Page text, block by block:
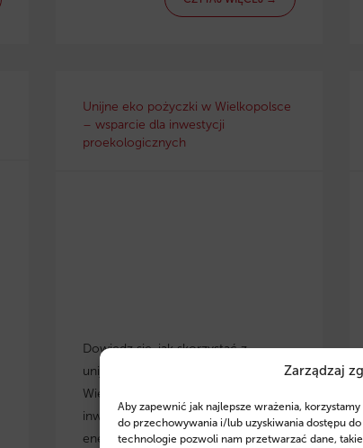
Zarządzaj
Aby zapewnić jak najlepsze wrażenia,
do przechowywania i/lub uzyskiwania dostępu
technologie pozwoli nam przetwarzać dane,
Unijne eko pożyczki w Wielkopolsce
– wsparcie dla inwestycji
proekologicznych
Dowiedz się, jak skorzystać z
unijnych eko pożyczek w
Wielkopolsce
inwestycje w OZE, modernizację
energetyczną czy zakup